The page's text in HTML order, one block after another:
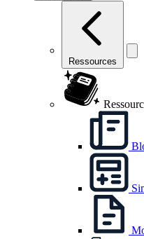
Ressources